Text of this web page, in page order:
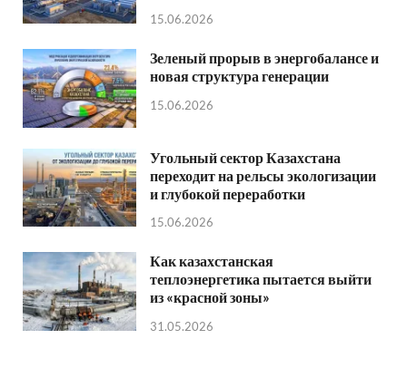
15.06.2026
Зеленый прорыв в энергобалансе и
новая структура генерации
15.06.2026
Угольный сектор Казахстана
переходит на рельсы экологизации
и глубокой переработки
15.06.2026
Как казахстанская
теплоэнергетика пытается выйти
из «красной зоны»
31.05.2026